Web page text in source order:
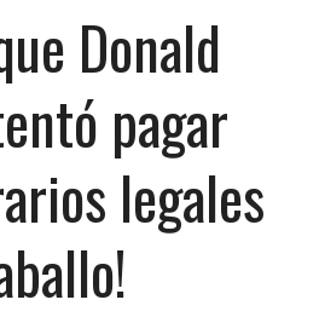
Donald
pagar
legales